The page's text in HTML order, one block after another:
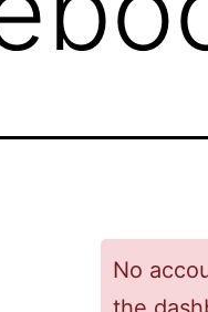
No